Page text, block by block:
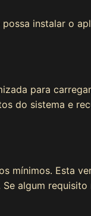
instalar o
para
do sistema e
mínimos. Esta
algum